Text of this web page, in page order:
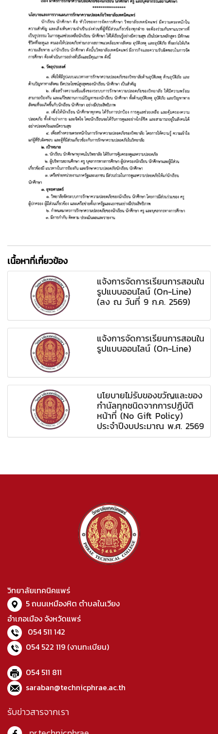
เนื้อหาที่เกี่ยวข้อง
แจ้งการจัดการเรียนการสอนใน
รูปแบบออนไลน์ (On-Line)
(ลง ณ วันที่ 9 ก.ค. 2569)
แจ้งการจัดการเรียนการสอนใน
รูปแบบออนไลน์ (On-Line)
นโยบายไม่รับของขวัญและของ
กำนัลทุกชนิดจากการปฏิบัติ
หน้าที่ (No Gift Policy)
ประจำปีงบประมาณ พ.ศ. 2569
วิทยาลัยเทคนิคแพร่
5 ถนนเหมืองหิต ตำบลในเวียง
อำเภอเมือง จังหวัดแพร่
054 511 142
054 522 119 (งานทะเบียน)
054 511 811
saraban@technicphrae.ac.th
รับข่าวสารจากเรา